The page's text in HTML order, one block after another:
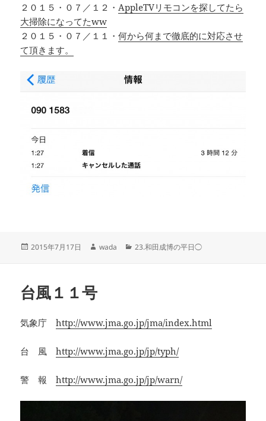
２０１５・０７／１２・ AppleTVリモコンを探してたら
大掃除になってたww
２０１５・０７／１１・何から何まで徹底的に対応させ
て頂きます。
投
2015年7月17日
作
wada
カ
23.和田成博の平日◯
台風１１号
気象庁http://www.jma.go.jp/jma/index.html
台 風http://www.jma.go.jp/jp/typh/
警 報http://www.jma.go.jp/jp/warn/